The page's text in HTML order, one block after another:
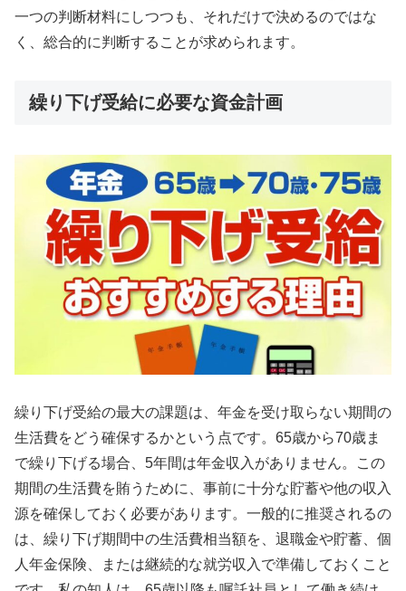
一つの判断材料にしつつも、それだけで決めるのではな
く、総合的に判断することが求められます。
繰り下げ受給に必要な資金計画
繰り下げ受給の最大の課題は、年金を受け取らない期間の
生活費をどう確保するかという点です。65歳から70歳ま
で繰り下げる場合、5年間は年金収入がありません。この
期間の生活費を賄うために、事前に十分な貯蓄や他の収入
源を確保しておく必要があります。一般的に推奨されるの
は、繰り下げ期間中の生活費相当額を、退職金や貯蓄、個
人年金保険、または継続的な就労収入で準備しておくこと